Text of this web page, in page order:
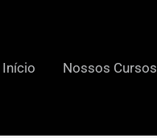
Início Nossos Cursos